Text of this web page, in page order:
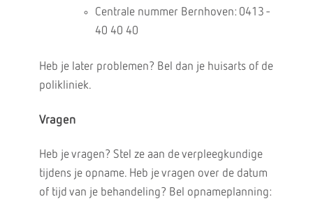
Centrale nummer Bernhoven: 0413 -
40 40 40
Heb je later problemen? Bel dan je huisarts of de
polikliniek.
Vragen
Heb je vragen? Stel ze aan de verpleegkundige
tijdens je opname. Heb je vragen over de datum
of tijd van je behandeling? Bel opnameplanning: